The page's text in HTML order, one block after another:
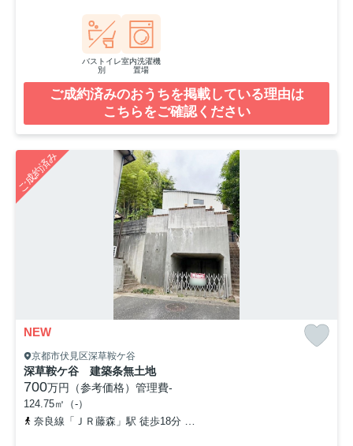
バストイレ
別
室内洗濯機
置場
ご成約済みのおうちを掲載している理由は
こちらをご確認ください
ご成約済み
NEW
京都市伏見区深草鞍ケ谷
深草鞍ケ谷 建築条無土地
700万円（参考価格） 管理費-
124.75㎡（-）
奈良線「ＪＲ藤森」駅 徒歩18分